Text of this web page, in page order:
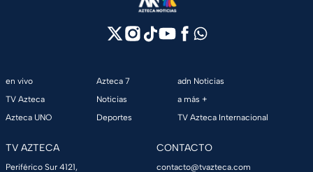
en vivo
TV Azteca
Azteca UNO
Azteca 7
Noticias
Deportes
adn Noticias
a más +
TV Azteca Internacional
TV AZTECA
Periférico Sur 4121,
CONTACTO
contacto@tvazteca.com